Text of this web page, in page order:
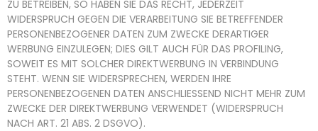
ZU BETREIBEN, SO HABEN SIE DAS RECHT, JEDERZEIT
WIDERSPRUCH GEGEN DIE VERARBEITUNG SIE BETREFFENDER
PERSONENBEZOGENER DATEN ZUM ZWECKE DERARTIGER
WERBUNG EINZULEGEN; DIES GILT AUCH FÜR DAS PROFILING,
SOWEIT ES MIT SOLCHER DIREKTWERBUNG IN VERBINDUNG
STEHT. WENN SIE WIDERSPRECHEN, WERDEN IHRE
PERSONENBEZOGENEN DATEN ANSCHLIESSEND NICHT MEHR ZUM
ZWECKE DER DIREKTWERBUNG VERWENDET (WIDERSPRUCH
NACH ART. 21 ABS. 2 DSGVO).